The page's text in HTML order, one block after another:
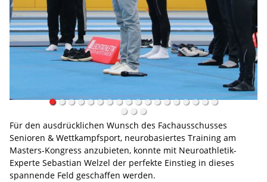
Für den ausdrücklichen Wunsch des Fachausschusses
Senioren & Wettkampfsport, neurobasiertes Training am
Masters-Kongress anzubieten, konnte mit Neuroathletik-
Experte Sebastian Welzel der perfekte Einstieg in dieses
spannende Feld geschaffen werden.